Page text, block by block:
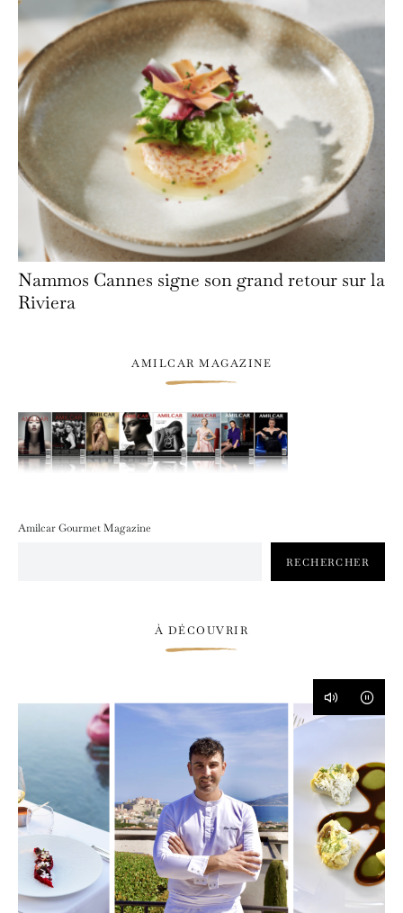
Nammos Cannes signe son grand retour sur la
Riviera
AMILCAR MAGAZINE
Amilcar Gourmet Magazine
RECHERCHER
À DÉCOUVRIR